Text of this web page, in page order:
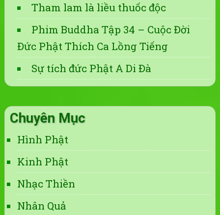
Tham lam là liều thuốc độc
Phim Buddha Tập 34 – Cuộc Đời
Đức Phật Thích Ca Lồng Tiếng
Sự tích đức Phật A Di Đà
Chuyên Mục
Hình Phật
Kinh Phật
Nhạc Thiền
Nhân Quả